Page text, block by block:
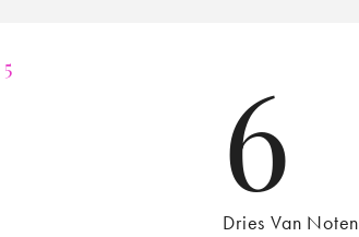
6
Dries Van Noten